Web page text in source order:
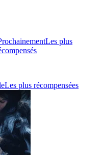
Les plus
Les plus récompensées